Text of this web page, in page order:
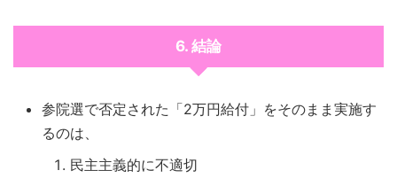
6. 結論
参院選で否定された「2万円給付」をそのまま実施す
るのは、
民主主義的に不適切